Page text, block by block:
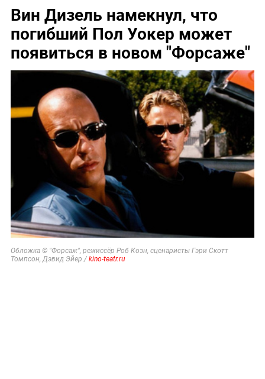
Вин Дизель намекнул, что
погибший Пол Уокер может
появиться в новом "Форсаже"
Обложка © "Форсаж", режиссёр Роб Коэн, сценаристы Гэри Скотт
Томпсон, Дэвид Эйер / kino-teatr.ru